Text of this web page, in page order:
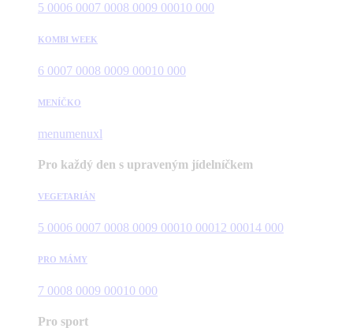
5 0006 0007 0008 0009 00010 000
KOMBI WEEK
6 0007 0008 0009 00010 000
MENÍČKO
menumenuxl
Pro každý den s upraveným jídelníčkem
VEGETARIÁN
5 0006 0007 0008 0009 00010 00012 00014 000
PRO MÁMY
7 0008 0009 00010 000
Pro sport